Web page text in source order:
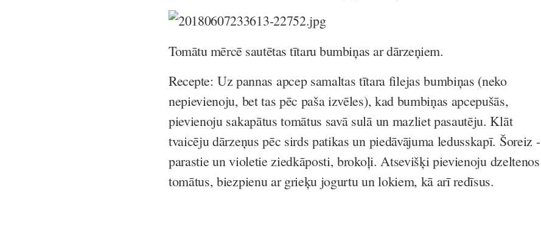
Tomātu mērcē sautētas tītaru bumbiņas ar dārzeņiem.
Recepte:Uz pannas apcep samaltas tītara filejas bumbiņas (neko
nepievienoju, bet tas pēc paša izvēles), kad bumbiņas apcepušās,
pievienoju sakapātus tomātus savā sulā un mazliet pasautēju. Klāt
tvaicēju dārzeņus pēc sirds patikas un piedāvājuma ledusskapī. Šoreiz -
parastie un violetie ziedkāposti, brokoļi. Atsevišķi pievienoju dzeltenos
tomātus, biezpienu ar grieķu jogurtu un lokiem, kā arī redīsus.